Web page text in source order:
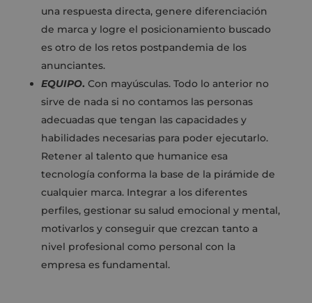
una respuesta directa, genere diferenciación
de marca y logre el posicionamiento buscado
es otro de los retos postpandemia de los
anunciantes.
EQUIPO. Con mayúsculas. Todo lo anterior no
sirve de nada si no contamos las personas
adecuadas que tengan las capacidades y
habilidades necesarias para poder ejecutarlo.
Retener al talento que humanice esa
tecnología conforma la base de la pirámide de
cualquier marca. Integrar a los diferentes
perfiles, gestionar su salud emocional y mental,
motivarlos y conseguir que crezcan tanto a
nivel profesional como personal con la
empresa es fundamental.